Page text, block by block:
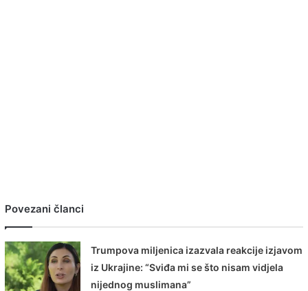
Povezani članci
Trumpova miljenica izazvala reakcije izjavom
iz Ukrajine: “Sviđa mi se što nisam vidjela
nijednog muslimana”